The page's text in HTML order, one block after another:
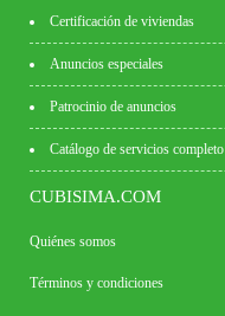
Certificación de viviendas
Anuncios especiales
Patrocinio de anuncios
Catálogo de servicios completo
CUBISIMA.COM
Quiénes somos
Términos y condiciones